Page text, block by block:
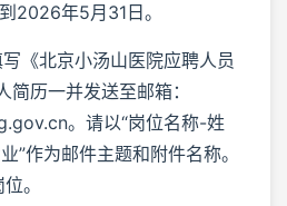
2026年5月31日。
《北京小汤山医院应聘人员
历一并发送至邮箱：
。请以“岗位名称-姓
”作为邮件主题和附件名称。
。